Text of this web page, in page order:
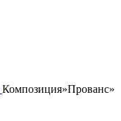
Композиция»Прованс»